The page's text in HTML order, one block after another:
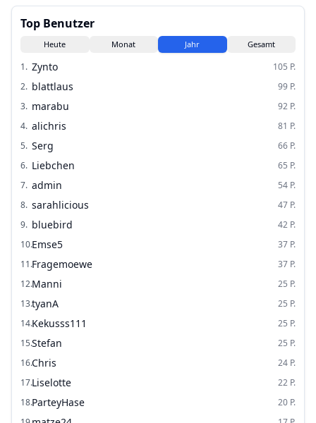
Top Benutzer
Heute Monat Jahr Gesamt
1. Zynto 105 P.
2. blattlaus 99 P.
3. marabu 92 P.
4. alichris 81 P.
5. Serg 66 P.
6. Liebchen 65 P.
7. admin 54 P.
8. sarahlicious 47 P.
9. bluebird 42 P.
10.Emse5 37 P.
11.Fragemoewe 37 P.
12.Manni 25 P.
13.tyanA 25 P.
14.Kekusss111 25 P.
15.Stefan 25 P.
16.Chris 24 P.
17.Liselotte 22 P.
18.ParteyHase 20 P.